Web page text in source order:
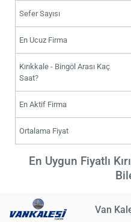
Sefer Sayısı
En Ucuz Firma
Kırıkkale - Bingöl Arası Kaç
Saat?
En Aktif Firma
Ortalama Fiyat
En Uygun Fiyatlı
Van